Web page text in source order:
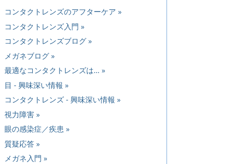
コンタクトレンズのアフターケア
コンタクトレンズ入門
コンタクトレンズブログ
メガネブログ
最適なコンタクトレンズは…
目 - 興味深い情報
コンタクトレンズ - 興味深い情報
視力障害
眼の感染症／疾患
質疑応答
メガネ入門